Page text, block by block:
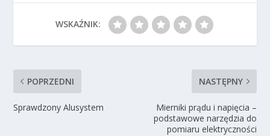
WSKAŹNIK:
POPRZEDNI
Sprawdzony Alusystem
NASTĘPNY
Mierniki prądu i napięcia –
podstawowe narzędzia do
pomiaru elektryczności